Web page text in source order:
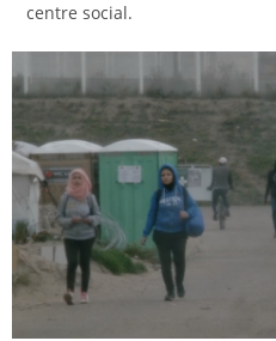
centre social.